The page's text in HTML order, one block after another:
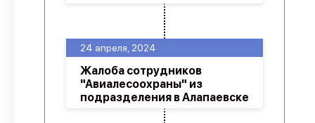
24 апреля, 2024
Жалоба сотрудников
"Авиалесоохраны" из
подразделения в Алапаевске